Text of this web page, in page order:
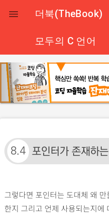
 더북(TheBook)
모두의 C 언어
p
r
e
o
u
s
8.4 포인터가 존재하
그렇다면 포인터는 도대체 왜
한지 그리고 언제 사용되는지에